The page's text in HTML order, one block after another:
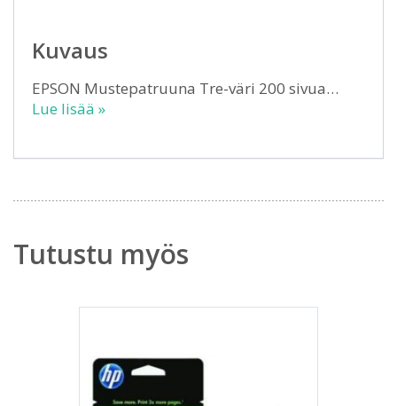
Kuvaus
EPSON Mustepatruuna Tre-väri 200 sivua…
Lue lisää »
Tutustu myös